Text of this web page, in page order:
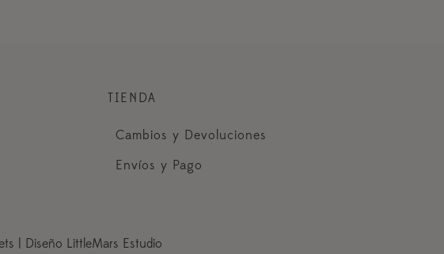
TIENDA
Cambios y Devoluciones
Envíos y Pago
| Diseño LittleMars Estudio